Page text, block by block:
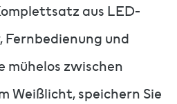
aus LED-
und
mühelos zwischen
Weißlicht, speichern Sie